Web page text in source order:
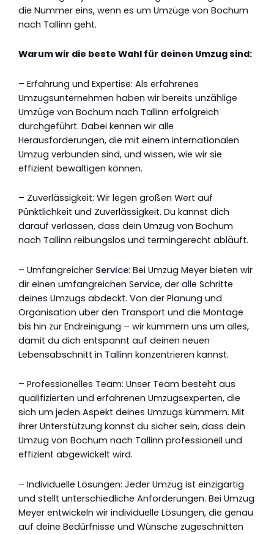
die Nummer eins, wenn es um Umzüge von Bochum
nach Tallinn geht.
Warum wir die beste Wahl für deinen Umzug sind:
– Erfahrung und Expertise: Als erfahrenes
Umzugsunternehmen haben wir bereits unzählige
Umzüge von Bochum nach Tallinn erfolgreich
durchgeführt. Dabei kennen wir alle
Herausforderungen, die mit einem internationalen
Umzug verbunden sind, und wissen, wie wir sie
effizient bewältigen können.
– Zuverlässigkeit: Wir legen großen Wert auf
Pünktlichkeit und Zuverlässigkeit. Du kannst dich
darauf verlassen, dass dein Umzug von Bochum
nach Tallinn reibungslos und termingerecht abläuft.
– Umfangreicher Service: Bei Umzug Meyer bieten wir
dir einen umfangreichen Service, der alle Schritte
deines Umzugs abdeckt. Von der Planung und
Organisation über den Transport und die Montage
bis hin zur Endreinigung – wir kümmern uns um alles,
damit du dich entspannt auf deinen neuen
Lebensabschnitt in Tallinn konzentrieren kannst.
– Professionelles Team: Unser Team besteht aus
qualifizierten und erfahrenen Umzugsexperten, die
sich um jeden Aspekt deines Umzugs kümmern. Mit
ihrer Unterstützung kannst du sicher sein, dass dein
Umzug von Bochum nach Tallinn professionell und
effizient abgewickelt wird.
– Individuelle Lösungen: Jeder Umzug ist einzigartig
und stellt unterschiedliche Anforderungen. Bei Umzug
Meyer entwickeln wir individuelle Lösungen, die genau
auf deine Bedürfnisse und Wünsche zugeschnitten